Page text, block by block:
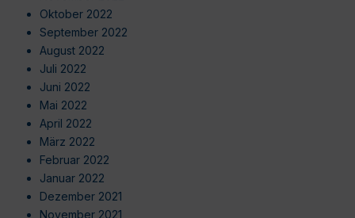
Oktober 2022
September 2022
August 2022
Juli 2022
Juni 2022
Mai 2022
April 2022
März 2022
Februar 2022
Januar 2022
Dezember 2021
November 2021